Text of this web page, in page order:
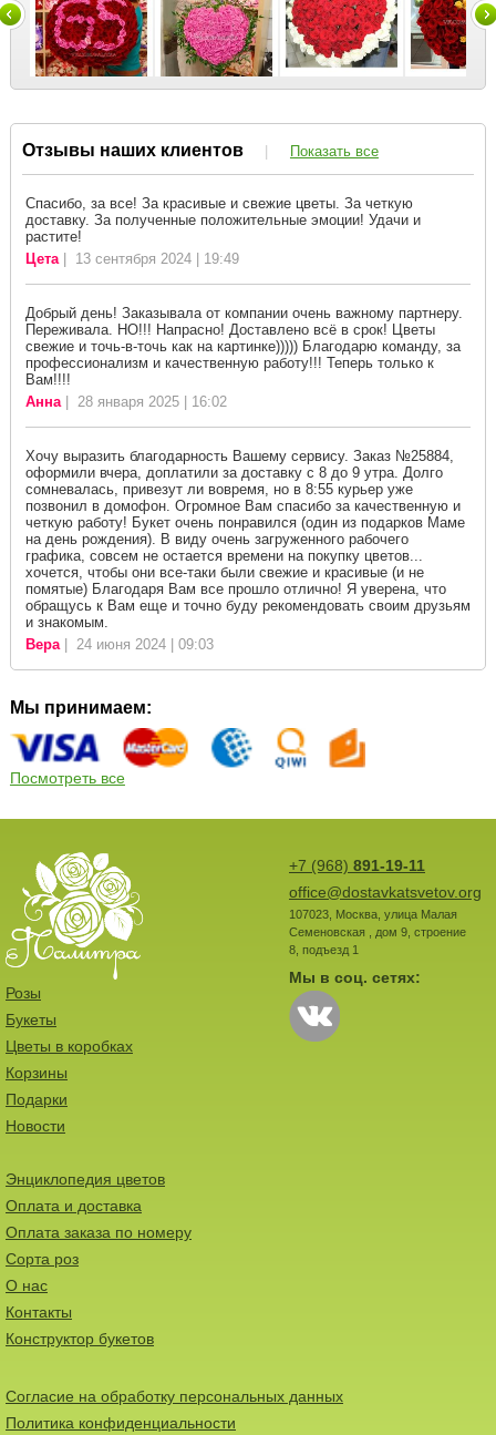
Отзывы наших клиентов | Показать все
Спасибо, за все! За красивые и свежие цветы. За четкую
доставку. За полученные положительные эмоции! Удачи и
растите!
Цета| 13 сентября 2024 | 19:49
Добрый день! Заказывала от компании очень важному партнеру.
Переживала. НО!!! Напрасно! Доставлено всё в срок! Цветы
свежие и точь-в-точь как на картинке))))) Благодарю команду, за
профессионализм и качественную работу!!! Теперь только к
Вам!!!!
Анна| 28 января 2025 | 16:02
Хочу выразить благодарность Вашему сервису. Заказ №25884,
оформили вчера, доплатили за доставку с 8 до 9 утра. Долго
сомневалась, привезут ли вовремя, но в 8:55 курьер уже
позвонил в домофон. Огромное Вам спасибо за качественную и
четкую работу! Букет очень понравился (один из подарков Маме
на день рождения). В виду очень загруженного рабочего
графика, совсем не остается времени на покупку цветов...
хочется, чтобы они все-таки были свежие и красивые (и не
помятые) Благодаря Вам все прошло отлично! Я уверена, что
обращусь к Вам еще и точно буду рекомендовать своим друзьям
и знакомым.
Вера| 24 июня 2024 | 09:03
Мы принимаем:
Посмотреть все
+7 (968) 891-19-11
office@dostavkatsvetov.org
107023, Москва, улица Малая
Семеновская , дом 9, строение
8, подъезд 1
Мы в соц. сетях:
Розы
Букеты
Цветы в коробках
Корзины
Подарки
Новости
Энциклопедия цветов
Оплата и доставка
Оплата заказа по номеру
Сорта роз
О нас
Контакты
Конструктор букетов
Согласие на обработку персональных данных
Политика конфиденциальности